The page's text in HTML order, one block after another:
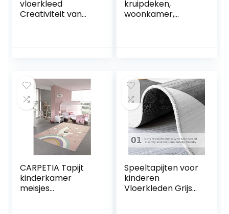
vloerkleed
Creativiteit van
wasbare tapijten
kinderen tapijten
kinderkamer
accessoires
180X280CM
kruipdeken,
woonkamer,
yogamat, zacht en
dik hypoallergeen,
niet giftig, B-100 x
200 cm
CARPETIA Tapijt
kinderkamer
meisjes
Speeltapijten voor
kinderen
Vloerkleden Grijs